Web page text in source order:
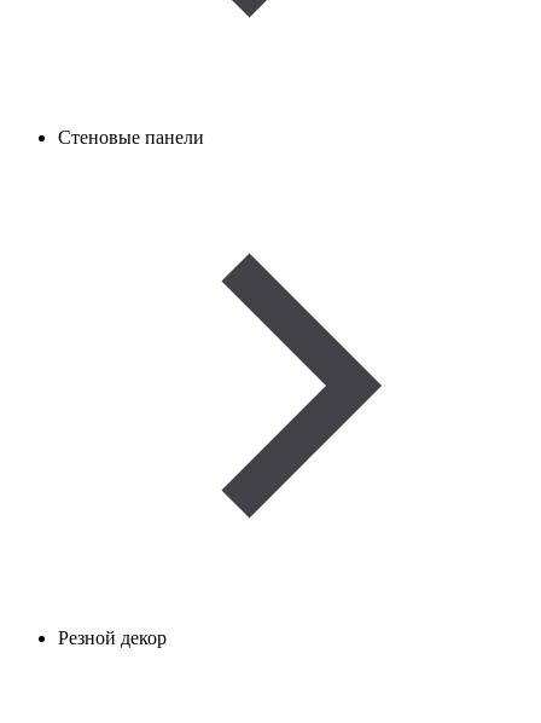
Стеновые панели
Резной декор